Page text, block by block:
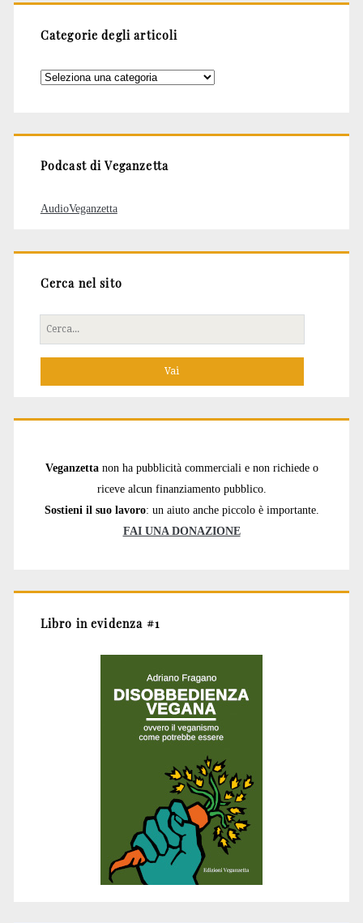
Categorie degli articoli
Categorie
Podcast di Veganzetta
AudioVeganzetta
Cerca nel sito
Cerca
per:
Veganzetta non ha pubblicità commerciali e non richiede o
riceve alcun finanziamento pubblico.
Sostieni il suo lavoro: un aiuto anche piccolo è importante.
FAI UNA DONAZIONE
Libro in evidenza #1